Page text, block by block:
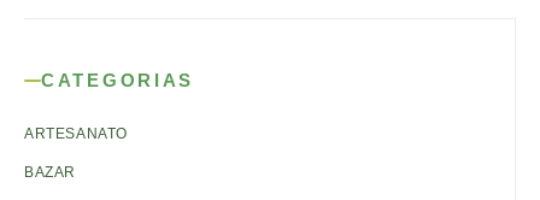
CATEGORIAS
ARTESANATO
BAZAR